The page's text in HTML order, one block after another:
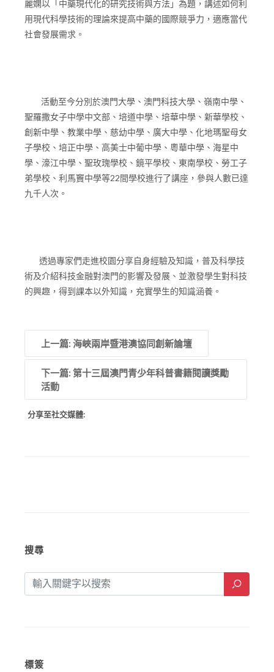
麗嫻以「中藥現代化的研究技術與方法」為題，講述如何利
用現代科學技術的理論來提高中藥的國際競爭力，適應當代
社會發展需求。
活動至今分別於澳門大學、澳門科技大學、嶺南中學、
聖羅撒女子中學中文部、培道中學、培華中學、新華學校、
創新中學、教業中學、慈幼中學、廣大中學、化地瑪聖母女
子學校、培正中學、高美士中葡中學、粵華中學、海星中
學、濠江中學、聖玫瑰學校、鏡平學校、東南學校、勞工子
弟學校、利馬竇中學等22間學校進行了講座，參與人數已達
九千人次。
透過專家們走進校園分享自身經驗及知識，普及科學技
術及介紹科技金融對澳門的影響及發展、並激發學生對科技
的興趣，得到課本以外知識，充實學生的知識涵養。
上一篇: 海峽兩岸暨港澳協同創新論壇
下一篇: 第十三屆澳門青少年科普書籍閱讀獎勵
活動
分享至社交媒體:
搜尋
標簽